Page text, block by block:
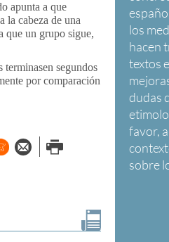
apunta a que
la cabeza de una
que un grupo sigue,
segundos
por comparación
Enviar porImprimir